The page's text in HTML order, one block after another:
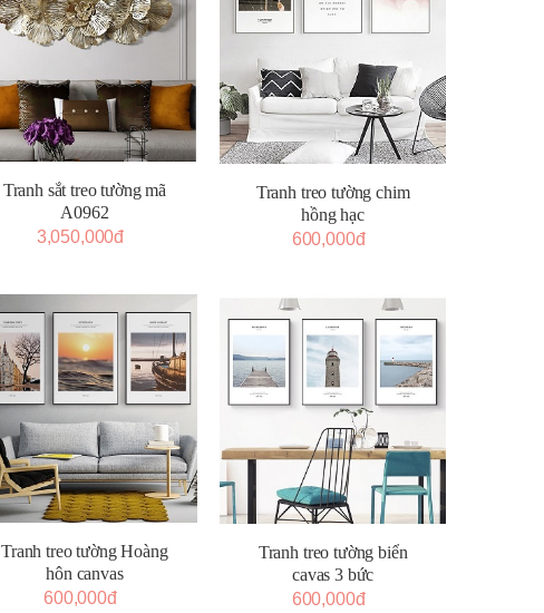
Tranh sắt treo tường mã
A0962
3,050,000đ
Tranh treo tường chim
hồng hạc
600,000đ
Tranh treo tường Hoàng
hôn canvas
600,000đ
Tranh treo tường biển
cavas 3 bức
600,000đ